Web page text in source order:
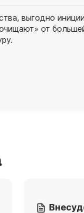
выгодно
от